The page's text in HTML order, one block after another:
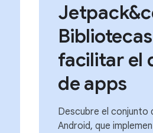
facilitar el
de apps
Descubre el conjunto
Android, que